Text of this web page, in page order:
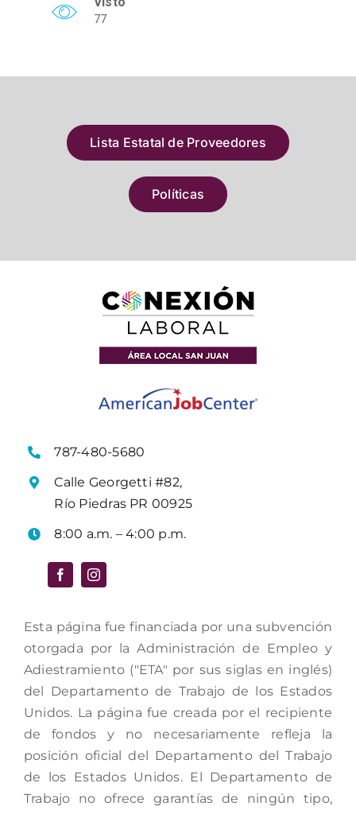
77
Lista Estatal de Proveedores
Políticas
787-480-5680
Calle Georgetti #82,
Río Piedras PR 00925
8:00 a.m. – 4:00 p.m.
Esta página fue financiada por una subvención
otorgada por la Administración de Empleo y
Adiestramiento ("ETA" por sus siglas en inglés)
del Departamento de Trabajo de los Estados
Unidos. La página fue creada por el recipiente
de fondos y no necesariamente refleja la
posición oficial del Departamento del Trabajo
de los Estados Unidos. El Departamento de
Trabajo no ofrece garantías de ningún tipo,